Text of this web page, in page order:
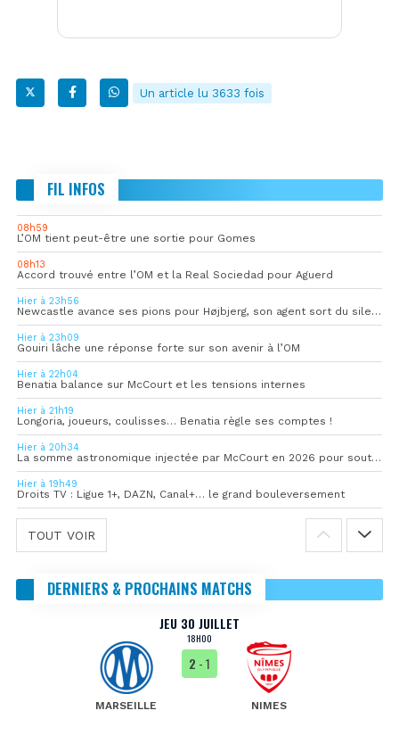
Un article lu 3633 fois
FIL INFOS
08h59
L’OM tient peut-être une sortie pour Gomes
08h13
Accord trouvé entre l’OM et la Real Sociedad pour Aguerd
Hier à 23h56
Newcastle avance ses pions pour Højbjerg, son agent sort du silence
Hier à 23h09
Gouiri lâche une réponse forte sur son avenir à l’OM
Hier à 22h04
Benatia balance sur McCourt et les tensions internes
Hier à 21h19
Longoria, joueurs, coulisses… Benatia règle ses comptes !
Hier à 20h34
La somme astronomique injectée par McCourt en 2026 pour soutenir l’OM
Hier à 19h49
Droits TV : Ligue 1+, DAZN, Canal+… le grand bouleversement
TOUT VOIR
DERNIERS & PROCHAINS MATCHS
JEU 30 JUILLET
18H00
MARSEILLE
2 - 1
NIMES